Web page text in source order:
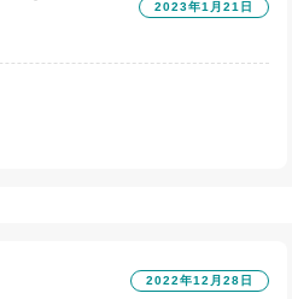
2023年1月21日
2022年12月28日